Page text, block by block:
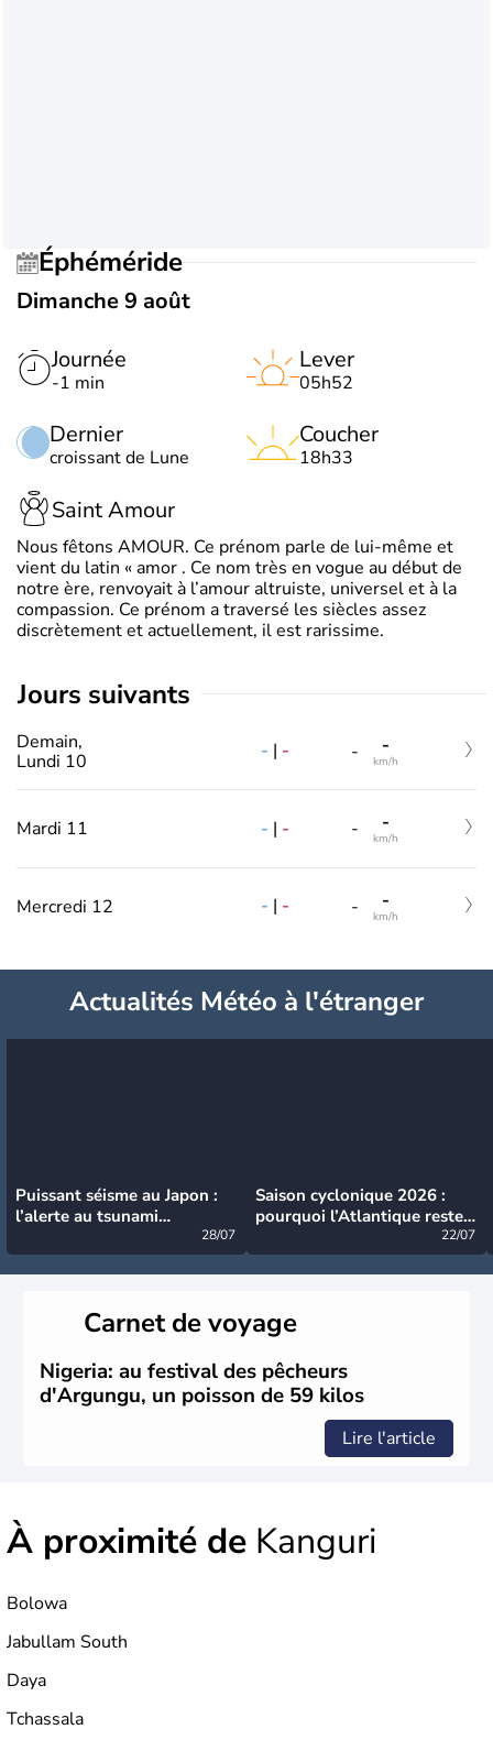
Éphéméride
Dimanche 9 août
Journée
-1 min
Dernier
croissant de Lune
Lever
05h52
Coucher
18h33
Saint Amour
Nous fêtons AMOUR. Ce prénom parle de lui-même et
vient du latin « amor . Ce nom très en vogue au début de
notre ère, renvoyait à l’amour altruiste, universel et à la
compassion. Ce prénom a traversé les siècles assez
discrètement et actuellement, il est rarissime.
jours suivants
Demain,
Lundi 10
- | - - -
km/h
Mardi 11 - | - - -
km/h
Mercredi 12 - | - - -
km/h
Actualités Météo à l'étranger
Puissant séisme au Japon :
l’alerte au tsunami
28/07
Saison cyclonique 2026 :
pourquoi l’Atlantique reste
22/07
Carnet de voyage
Nigeria: au festival des pêcheurs
d'Argungu, un poisson de 59 kilos
Lire l'article
À proximité de Kanguri
Bolowa
Jabullam South
Daya
Tchassala